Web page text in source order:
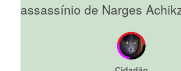
assassínio de Narges